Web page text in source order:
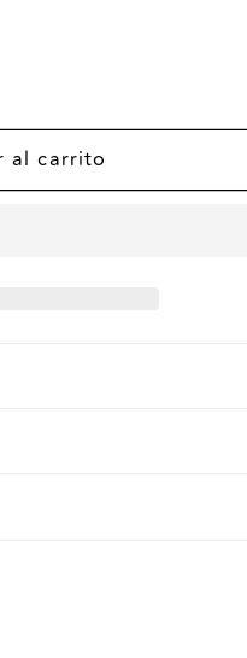
al carrito